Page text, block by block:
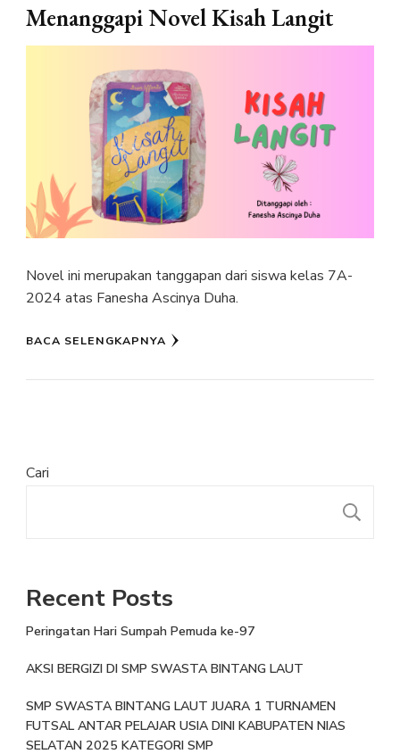
Menanggapi Novel Kisah Langit
Novel ini merupakan tanggapan dari siswa kelas 7A-
2024 atas Fanesha Ascinya Duha.
BACA SELENGKAPNYA
Cari
Recent Posts
Peringatan Hari Sumpah Pemuda ke-97
AKSI BERGIZI DI SMP SWASTA BINTANG LAUT
SMP SWASTA BINTANG LAUT JUARA 1 TURNAMEN
FUTSAL ANTAR PELAJAR USIA DINI KABUPATEN NIAS
SELATAN 2025 KATEGORI SMP